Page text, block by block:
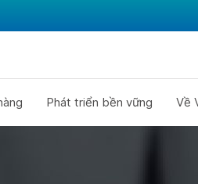
Phát triển bền vững Về